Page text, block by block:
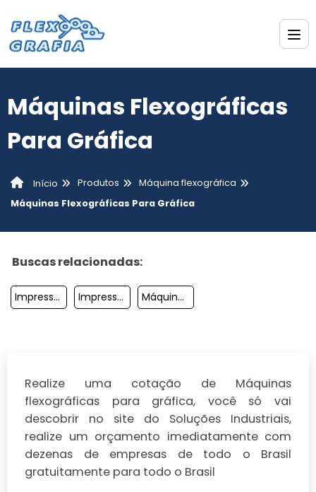
Máquinas Flexográficas
Para Gráfica
Início Produtos
Máquina flexográfica
Máquinas Flexográficas Para Gráfica
Buscas relacionadas:
Impressora Flexográfica Tambor Central Impressora Flexográfica Duas Cores Máquina Flexográfica 2 Cores
Realize uma cotação de Máquinas
flexográficas para gráfica, você só vai
descobrir no site do Soluções Industriais,
realize um orçamento imediatamente com
dezenas de empresas de todo o Brasil
gratuitamente para todo o Brasil